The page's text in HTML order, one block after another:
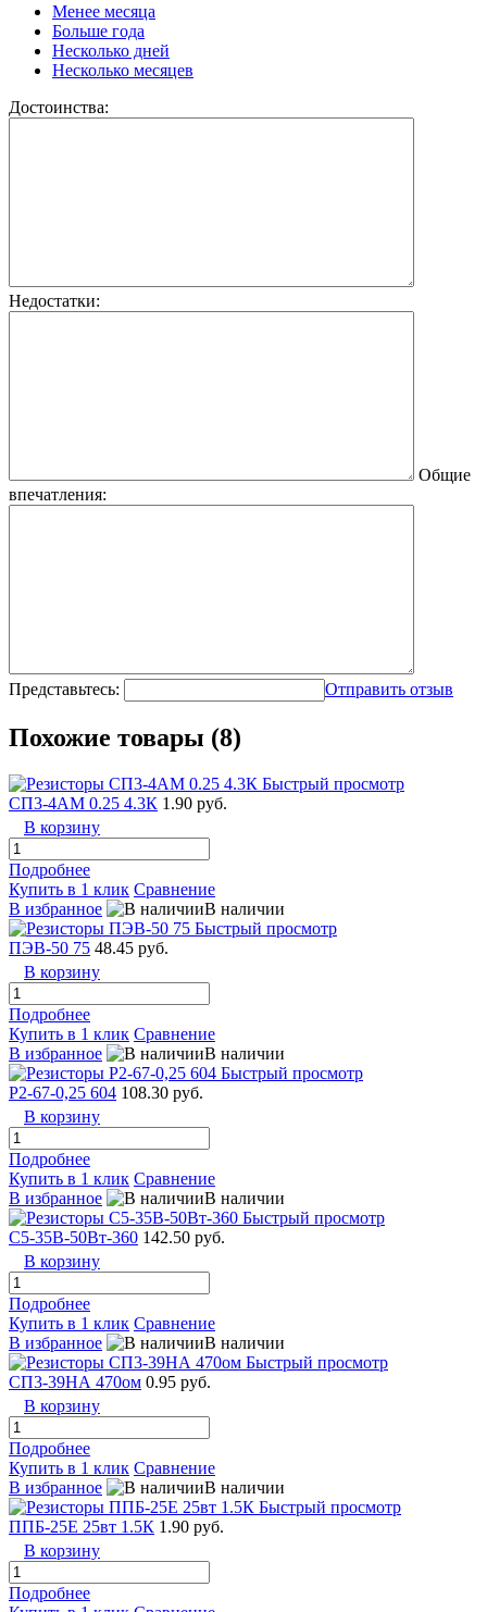
Менее месяца
Больше года
Несколько дней
Несколько месяцев
Достоинства:
Недостатки:
Общие
впечатления:
Представьтесь: Отправить отзыв
Похожие товары (8)
Быстрый просмотр
СП3-4АМ 0.25 4.3К 1.90 руб.
В корзину
Подробнее
Купить в 1 клик Сравнение
В избранное
В наличии
Быстрый просмотр
ПЭВ-50 75 48.45 руб.
В корзину
Подробнее
Купить в 1 клик Сравнение
В избранное
В наличии
Быстрый просмотр
Р2-67-0,25 604 108.30 руб.
В корзину
Подробнее
Купить в 1 клик Сравнение
В избранное
В наличии
Быстрый просмотр
С5-35В-50Вт-360 142.50 руб.
В корзину
Подробнее
Купить в 1 клик Сравнение
В избранное
В наличии
Быстрый просмотр
СП3-39НА 470ом 0.95 руб.
В корзину
Подробнее
Купить в 1 клик Сравнение
В избранное
В наличии
Быстрый просмотр
ППБ-25Е 25вт 1.5К 1.90 руб.
В корзину
Подробнее